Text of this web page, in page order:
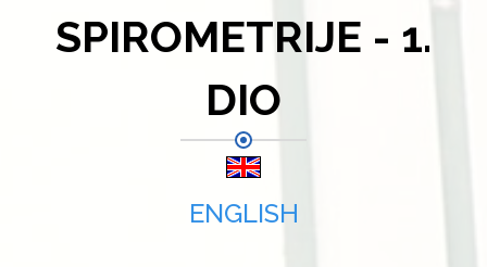
SPIROMETRIJE - 1.
DIO
ENGLISH